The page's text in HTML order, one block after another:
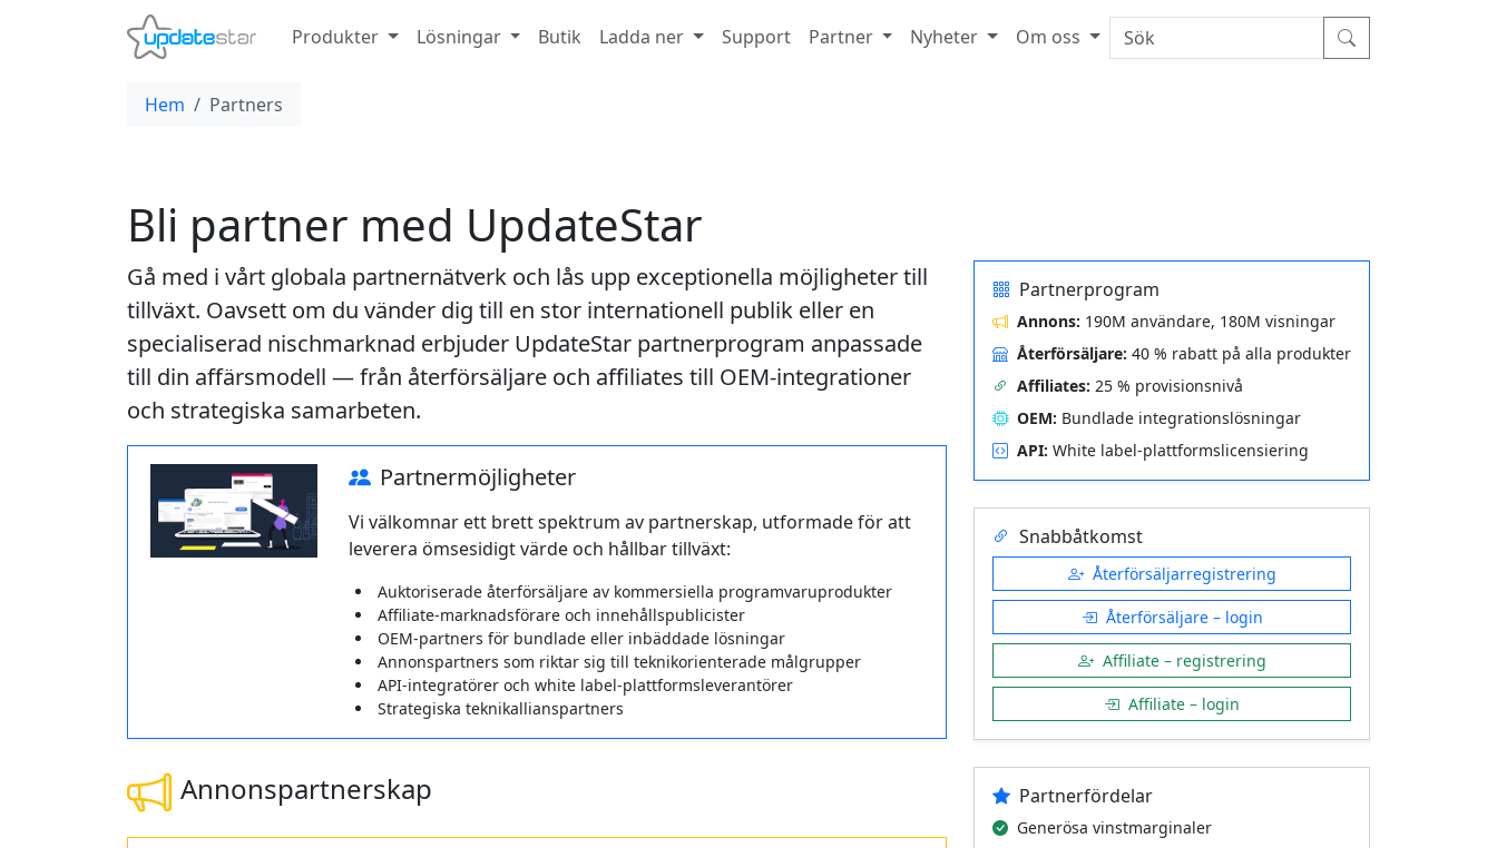
Produkter Lösningar Butik Ladda ner Support Partner Nyheter Om oss
Hem Partners
Bli partner med UpdateStar
Gå med i vårt globala partnernätverk och lås upp exceptionella möjligheter till
tillväxt. Oavsett om du vänder dig till en stor internationell publik eller en
specialiserad nischmarknad erbjuder UpdateStar partnerprogram anpassade
till din affärsmodell — från återförsäljare och affiliates till OEM-integrationer
och strategiska samarbeten.
Partner­möjligheter
Vi välkomnar ett brett spektrum av partnerskap, utformade för att
leverera ömsesidigt värde och hållbar tillväxt:
Auktoriserade återförsäljare av kommersiella programvaruprodukter
Affiliate-marknadsförare och innehållspublicister
OEM-partners för bundlade eller inbäddade lösningar
Annons­partners som riktar sig till teknikorienterade målgrupper
API-integratörer och white label-plattformsleverantörer
Strategiska teknikallians­partners
Annons­partnerskap
Partnerprogram
Annons: 190M användare, 180M visningar
Återförsäljare: 40 % rabatt på alla produkter
Affiliates: 25 % provisionsnivå
OEM: Bundlade integrationslösningar
API: White label-plattformslicensiering
Snabbåtkomst
Återförsäljarregistrering
Återförsäljare – login
Affiliate – registrering
Affiliate – login
Partnerfördelar
Generösa vinstmarginaler